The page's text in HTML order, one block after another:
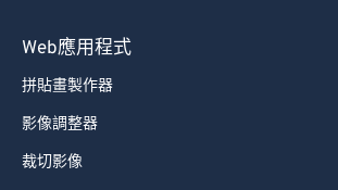
Web應用程式
拼貼畫製作器
影像調整器
裁切影像